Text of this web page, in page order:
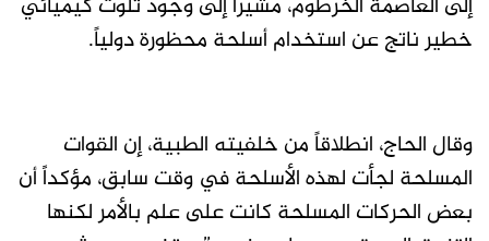
خطير ناتج عن استخدام أسلحة محظورة دولياً.
وقال الحاج، انطلاقاً من خلفيته الطبية، إن القوات
المسلحة لجأت لهذه الأسلحة في وقت سابق، مؤكداً أن
بعض الحركات المسلحة كانت على علم بالأمر لكنها